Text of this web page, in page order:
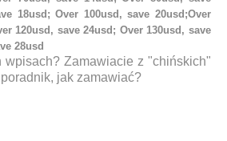
18usd; Over 100usd, save 20usd;Over
120usd, save 24usd; Over 130usd, save
28usd
wpisach? Zamawiacie z "chińskich"
jak zamawiać?